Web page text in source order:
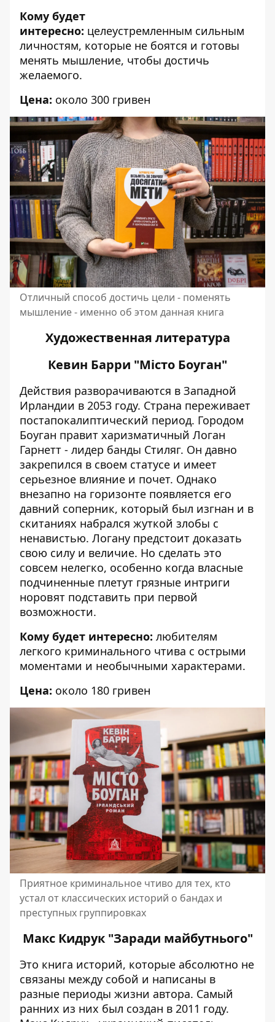
Кому будет
интересно: целеустремленным сильным
личностям, которые не боятся и готовы
менять мышление, чтобы достичь
желаемого.
Цена: около 300 гривен
Отличный способ достичь цели - поменять
мышление - именно об этом данная книга
Художественная литература
Кевин Барри "Місто Боуган"
Действия разворачиваются в Западной
Ирландии в 2053 году. Страна переживает
постапокалиптический период. Городом
Боуган правит харизматичный Логан
Гарнетт - лидер банды Стиляг. Он давно
закрепился в своем статусе и имеет
серьезное влияние и почет. Однако
внезапно на горизонте появляется его
давний соперник, который был изгнан и в
скитаниях набрался жуткой злобы с
ненавистью. Логану предстоит доказать
свою силу и величие. Но сделать это
совсем нелегко, особенно когда власные
подчиненные плетут грязные интриги
норовят подставить при первой
возможности.
Кому будет интересно: любителям
легкого криминального чтива с острыми
моментами и необычными характерами.
Цена: около 180 гривен
Приятное криминальное чтиво для тех, кто
устал от классических историй о бандах и
преступных группировках
Макс Кидрук "Заради майбутнього"
Это книга историй, которые абсолютно не
связаны между собой и написаны в
разные периоды жизни автора. Самый
ранних из них был создан в 2011 году.